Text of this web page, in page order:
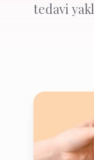
tedavi